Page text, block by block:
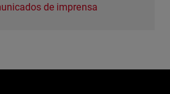
de imprensa